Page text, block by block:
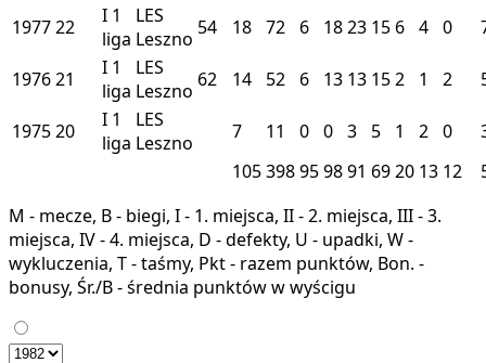
197722 I 1
liga
LES
Leszno 54 18 72 6 1823 15 6 4 0
197621 I 1
liga
LES
Leszno 62 14 52 6 13 13 152 1 2
197520 I 1
liga
LES
Leszno
7 11 0 0 3 5 1 2 0
105398959891 6920 13 12
M - mecze, B - biegi, I - 1. miejsca, II - 2. miejsca, III - 3.
miejsca, IV - 4. miejsca, D - defekty, U - upadki, W -
wykluczenia, T - taśmy, Pkt - razem punktów, Bon. -
bonusy, Śr./B - średnia punktów w wyścigu